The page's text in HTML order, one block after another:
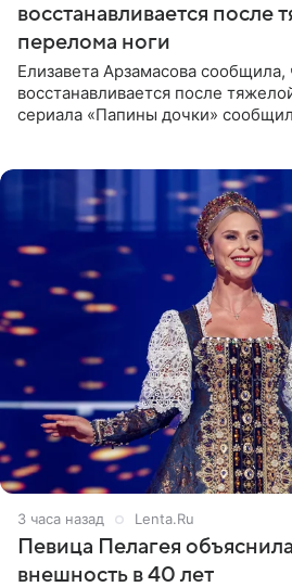
восстанавливается после
перелома ноги
Елизавета Арзамасова
восстанавливается после
сериала «Папины дочки»
3 часа назад Lenta.Ru
Певица Пелагея
внешность в 40 лет